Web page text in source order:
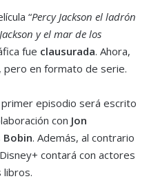
“Percy Jackson el ladrón
y el mar de los
fue clausurada. Ahora,
pero en formato de serie.
episodio será escrito
con Jon
Bobin. Además, al contrario
contará con actores
libros.